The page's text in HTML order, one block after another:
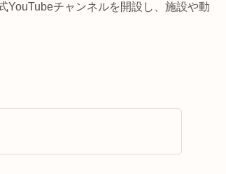
YouTubeチャンネルを開設し、施設や動